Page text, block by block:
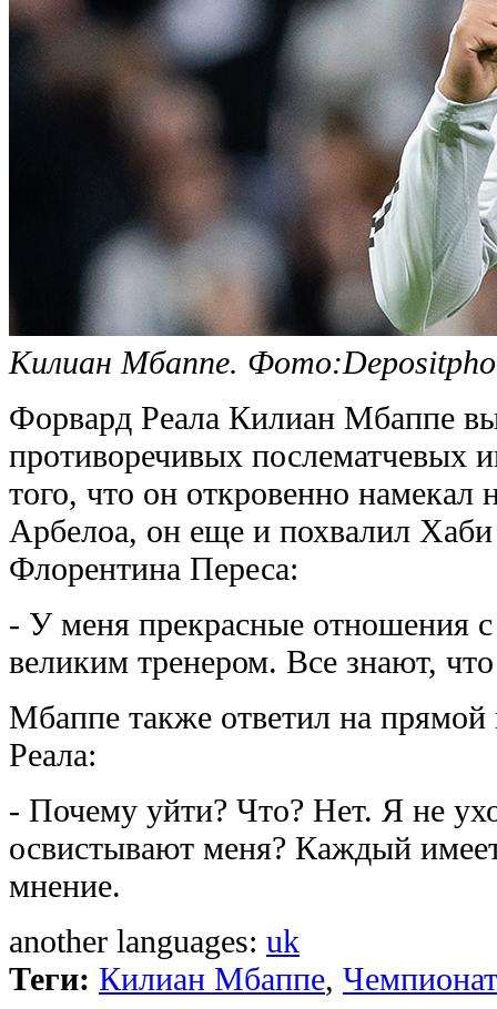
Килиан Мбаппе.
Форвард Реала Килиан Мбаппе
противоречивых послематчевых
того, что он откровенно намекал
Арбелоа, он еще и похвалил
Флорентина Переса:
- У меня прекрасные отношения
великим тренером. Все знают,
Мбаппе также ответил на прямой
Реала:
- Почему уйти? Что? Нет. Я не
освистывают меня? Каждый
мнение.
another languages: uk
Теги: Килиан Мбаппе,